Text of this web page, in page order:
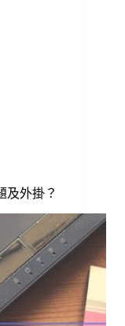
及外掛？